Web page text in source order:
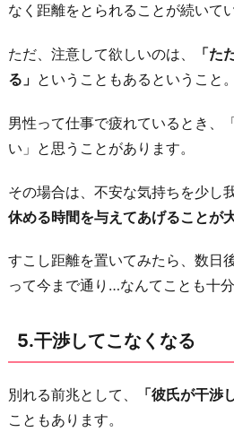
なく距離をとられることが続いて
ただ、注意して欲しいのは、
「た
る」 ということもあるということ。
男性って仕事で疲れているとき、
い」と思うことがあります。
その場合は、不安な気持ちを少し
休める時間を与えてあげることが
すこし距離を置いてみたら、数日
って今まで通り…なんてことも十分
5.干渉してこなくなる
別れる前兆として、 「彼氏が干渉
こともあります。